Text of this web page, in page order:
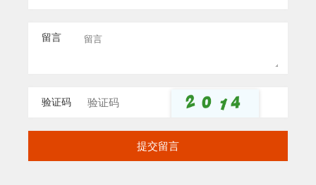
留言
验证码